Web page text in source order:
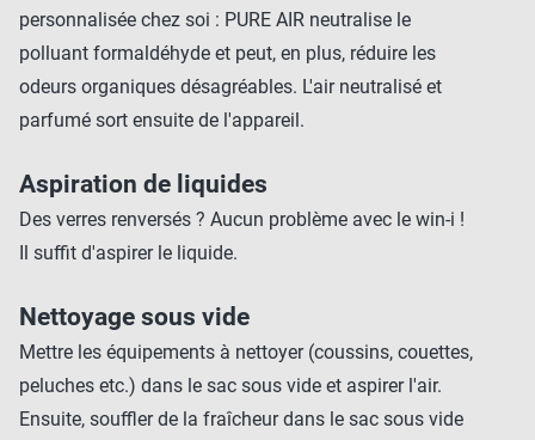
personnalisée chez soi : PURE AIR neutralise le
polluant formaldéhyde et peut, en plus, réduire les
odeurs organiques désagréables. L'air neutralisé et
parfumé sort ensuite de l'appareil.
Aspiration de liquides
Des verres renversés ? Aucun problème avec le win-i !
Il suffit d'aspirer le liquide.
Nettoyage sous vide
Mettre les équipements à nettoyer (coussins, couettes,
peluches etc.) dans le sac sous vide et aspirer l'air.
Ensuite, souffler de la fraîcheur dans le sac sous vide